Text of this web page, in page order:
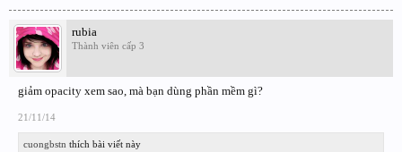
rubia
Thành viên cấp 3
giảm opacity xem sao, mà bạn dùng phần mềm gì?
21/11/14
cuongbstn thích bài viết này